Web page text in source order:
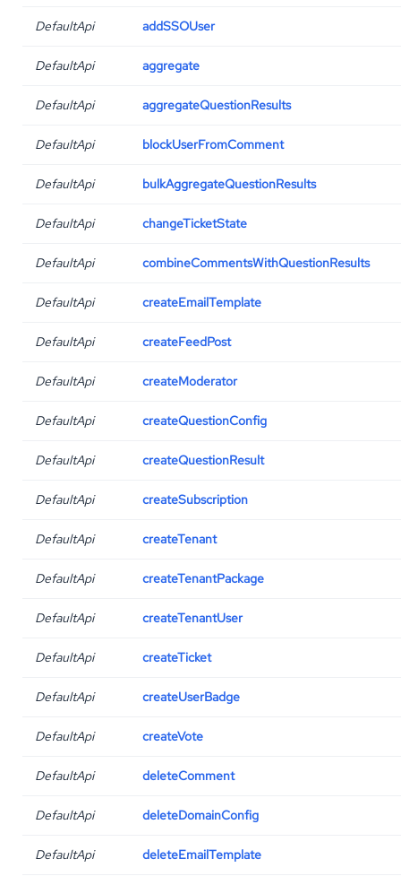
DefaultApi addSSOUser
DefaultApi aggregate
DefaultApi aggregateQuestionResults
DefaultApi blockUserFromComment
DefaultApi bulkAggregateQuestionResults
DefaultApi changeTicketState
DefaultApi combineCommentsWithQuestionResults
DefaultApi createEmailTemplate
DefaultApi createFeedPost
DefaultApi createModerator
DefaultApi createQuestionConfig
DefaultApi createQuestionResult
DefaultApi createSubscription
DefaultApi createTenant
DefaultApi createTenantPackage
DefaultApi createTenantUser
DefaultApi createTicket
DefaultApi createUserBadge
DefaultApi createVote
DefaultApi deleteComment
DefaultApi deleteDomainConfig
DefaultApi deleteEmailTemplate